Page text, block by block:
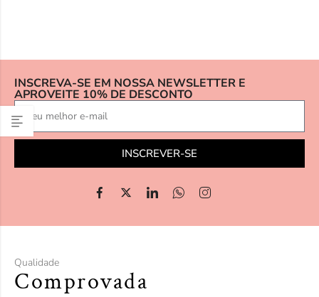
INSCREVA-SE EM NOSSA NEWSLETTER E
APROVEITE 10% DE DESCONTO
INSCREVER-SE
Qualidade
Comprovada